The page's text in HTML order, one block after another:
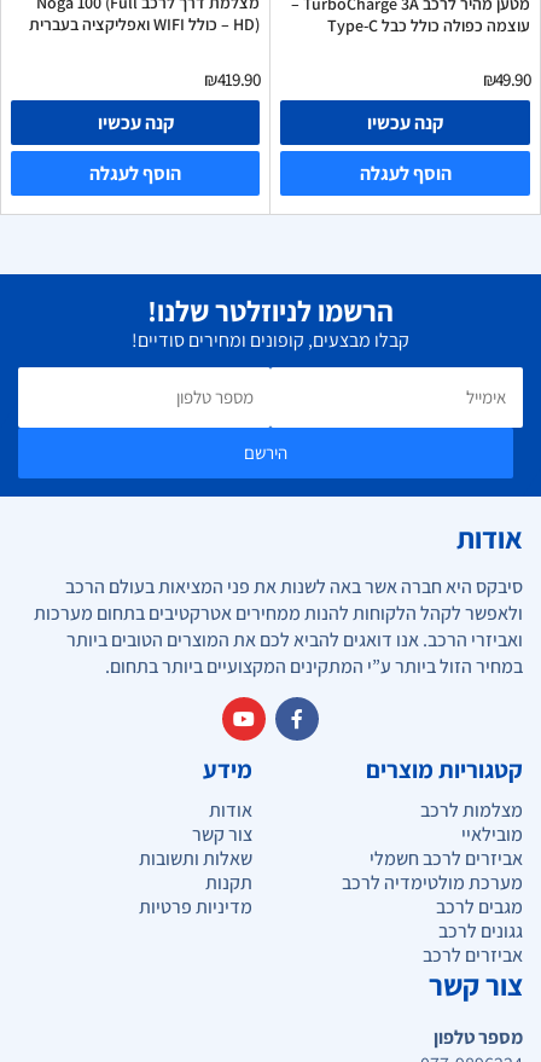
עוצמה כפולה כולל כבל Type-C
₪49.90
קנה עכשיו
הוסף לעגלה
HD) – כולל WIFI ואפליקציה בעברית
₪419.90
קנה עכשיו
הוסף לעגלה
הרשמו לניוזלטר שלנו!
קבלו מבצעים, קופונים ומחירים סודיים!
הירשם
אודות
סיבקס היא חברה אשר באה לשנות את פני המציאות בעולם הרכב
ולאפשר לקהל הלקוחות להנות ממחירים אטרקטיבים בתחום מערכות
ואביזרי הרכב. אנו דואגים להביא לכם את המוצרים הטובים ביותר
במחיר הזול ביותר ע”י המתקינים המקצועיים ביותר בתחום.
קטגוריות מוצרים
מצלמות לרכב
מובילאיי
אביזרים לרכב חשמלי
מערכת מולטימדיה לרכב
מגבים לרכב
גגונים לרכב
אביזרים לרכב
מידע
אודות
צור קשר
שאלות ותשובות
תקנות
מדיניות פרטיות
צור קשר
מספר טלפון